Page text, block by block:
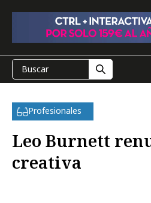
Profesionales
Leo Burnett
creativa